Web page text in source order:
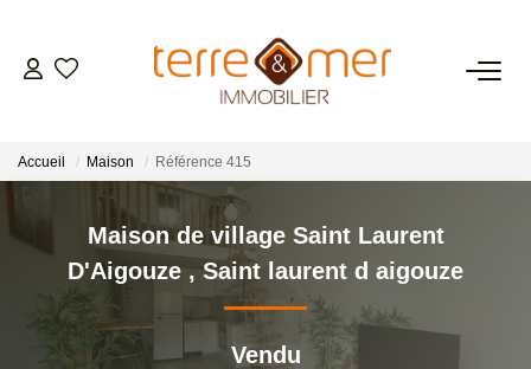
LOCATIONS
ESTIMATION
GESTION LOCATIVE
Accueil Maison Référence 415
Maison de village Saint Laurent
D'Aigouze , Saint laurent d aigouze
Vendu